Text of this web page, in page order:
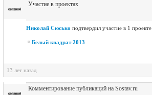
Участие в проектах
Николай Сюсько подтвердил участие в 1 проекте
Белый квадрат 2013
13 лет назад
Комментирование публикаций на Sostav.ru